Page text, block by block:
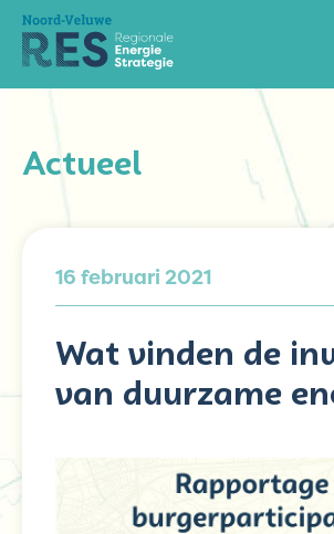
Actueel
16 februari 2021
Wat vinden de
van duurzame